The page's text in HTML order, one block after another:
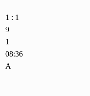
1 : 1
9
1
08:36
A